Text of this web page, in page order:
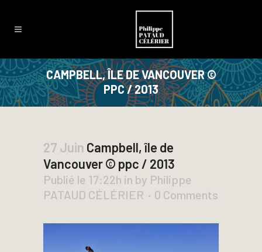
CAMPBELL, ÎLE DE VANCOUVER ©
PPC / 2013
27 Juin Campbell, île de
Vancouver © ppc / 2013
Publié le 17:22h in by Philippe
PATAUD CÉLÉRIER
0 Comments